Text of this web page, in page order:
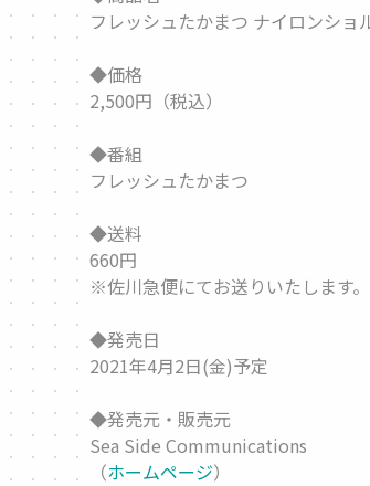
フレッシュたかまつ ナイロンショ
◆価格
2,500円（税込）
◆番組
フレッシュたかまつ
◆送料
660円
※佐川急便にてお送りいたします。
◆発売日
2021年4月2日(金)予定
◆発売元・販売元
Sea Side Communications
（ホームページ）